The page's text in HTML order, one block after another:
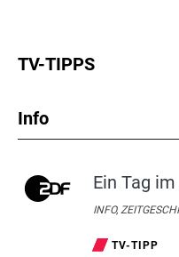
TV-TIPPS
Info
Ein Tag
INFO,
TV-TIPP